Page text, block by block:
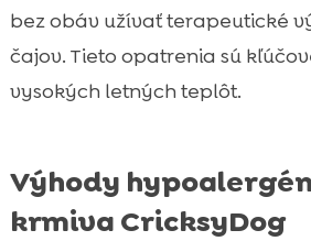
bez obáv užívať terapeutické
čajov. Tieto opatrenia sú
vysokých letných teplôt.
Výhody
krmiva CricksyDog